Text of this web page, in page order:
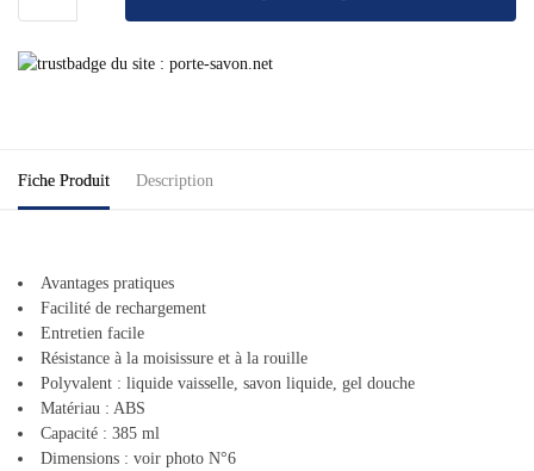
Fiche Produit Description
Avantages pratiques
Facilité de rechargement
Entretien facile
Résistance à la moisissure et à la rouille
Polyvalent : liquide vaisselle, savon liquide, gel douche
Matériau : ABS
Capacité : 385 ml
Dimensions : voir photo N°6